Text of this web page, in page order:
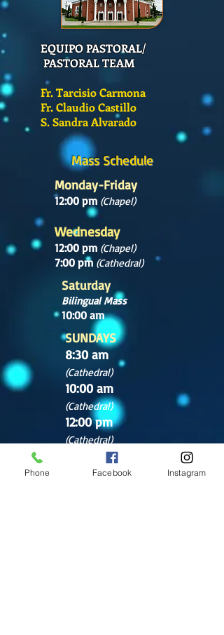
EQUIPO PASTORAL/
PASTORAL TEAM
Fr. Tarcisio Carmona
Fr. Claudio Castillo
S. Sandra Alvarado
Mass Schedule
Monday-Friday
12:00 pm (Chapel)
Wednesday
12:00 pm (Chapel)
7:00 pm (Cathedral)
Saturday
Bilingual Mass
10:00 am
SUNDAYS
8:30 am
(Cathedral)
10:00 am
(Cathedral)
12:00 pm
(Cathedral)
2:00 pmCathedral.
Phone Facebook Instagram